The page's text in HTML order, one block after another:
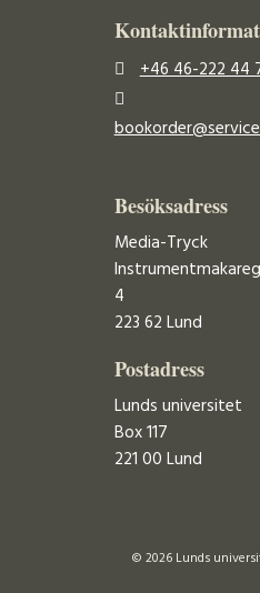
+46 46-222 44
Besöksadress
Media-Tryck
4
223 62 Lund
Postadress
Lunds universitet
Box 117
221 00 Lund
© 2026 Lunds